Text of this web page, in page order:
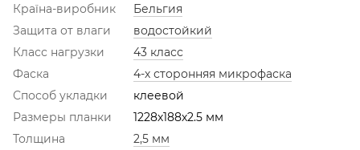
Країна-виробник
Бельгия
Защита от влаги
водостойкий
Класс нагрузки
43 класс
Фаска
4-х сторонняя микрофаска
Способ укладки
клеевой
Размеры планки
1228х188х2.5 мм
Толщина
2,5 мм